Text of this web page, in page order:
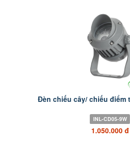
Đèn chiếu cây/ chiếu điểm
INL-CD05-9W
1.050.000 đ